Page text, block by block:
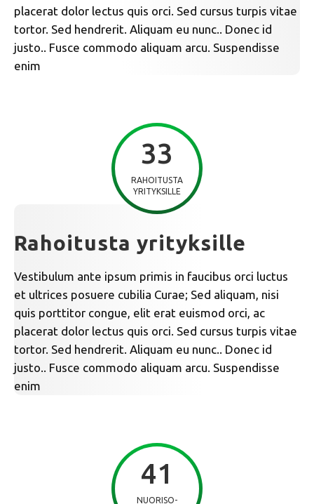
placerat dolor lectus quis orci. Sed cursus turpis vitae
tortor. Sed hendrerit. Aliquam eu nunc.. Donec id
justo.. Fusce commodo aliquam arcu. Suspendisse
enim
Rahoitusta yrityksille
Vestibulum ante ipsum primis in faucibus orci luctus
et ultrices posuere cubilia Curae; Sed aliquam, nisi
quis porttitor congue, elit erat euismod orci, ac
placerat dolor lectus quis orci. Sed cursus turpis vitae
tortor. Sed hendrerit. Aliquam eu nunc.. Donec id
justo.. Fusce commodo aliquam arcu. Suspendisse
enim
33
RAHOITUSTA
YRITYKSILLE
41
NUORISO-